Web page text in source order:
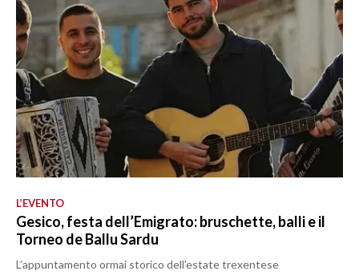
L’EVENTO
Gesico, festa dell’Emigrato: bruschette, balli e il
Torneo de Ballu Sardu
L’appuntamento ormai storico dell’estate trexentese